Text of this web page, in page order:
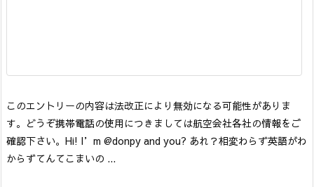
このエントリーの内容は法改正により無効になる可能性がありま
す。どうぞ携帯電話の使用につきましては航空会社各社の情報をご
確認下さい。 Hi! I’m @donpy and you? あれ？相変わらず英語がわ
からずてんてこまいの ...